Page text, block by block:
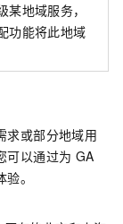
地域服务，
功能将此地域
求或部分地域用
可以通过为 GA
。